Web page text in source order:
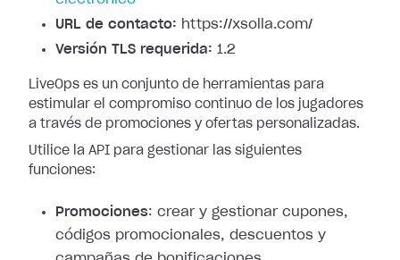
URL de contacto: https://xsolla.com/
Versión TLS requerida: 1.2
LiveOps es un conjunto de herramientas para
estimular el compromiso continuo de los jugadores
a través de promociones y ofertas personalizadas.
Utilice la API para gestionar las siguientes
funciones:
Promociones: crear y gestionar cupones,
códigos promocionales, descuentos y